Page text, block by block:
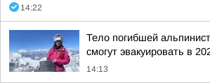
14:22
Тело погибшей
смогут эвакуировать в
14:13